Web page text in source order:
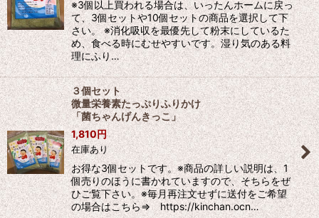
※3個以上買われる場合は、いったんホームに戻っ
て、3個セットや10個セットの商品を選択して下
さい。 ※消化吸収を最優先して粉末にしているた
め、食べる時にむせやすいです。湿り気のある料
理にふり…
３個セット
微量栄養素たっぷりふりかけ
「菌ちゃんげんきっこ」
1,810円
在庫あり
お得な3個セットです。※商品の詳しい説明は、1
個売りのほうに書かれていますので、そちらをぜ
ひご覧下さい。※毎月再注文せずに送付をご希望
の場合はこちら⇒ https://kinchan.ocn…